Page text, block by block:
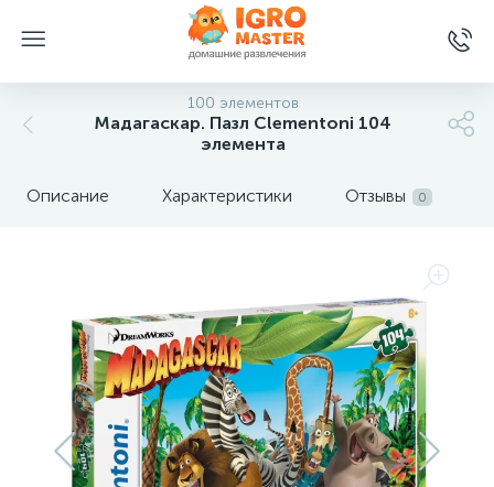
100 элементов
Мадагаскар. Пазл Clementoni 104
элемента
Описание Характеристики Отзывы 0